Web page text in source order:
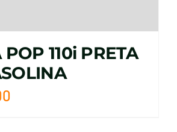
110i PRETA